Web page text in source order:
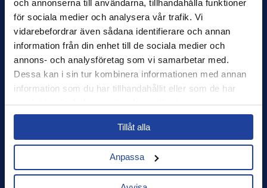
och annonserna till användarna, tillhandahålla funktioner
för sociala medier och analysera vår trafik. Vi
vidarebefordrar även sådana identifierare och annan
information från din enhet till de sociala medier och
annons- och analysföretag som vi samarbetar med.
Dessa kan i sin tur kombinera informationen med annan
information som du har tillhandahållit eller som de har
samlat in när du har använt deras tjänster.
Tillåt alla
Anpassa
Select your country to see content relevant to
you and your business.
Select
Sekretesspolicy
Terms of Use
Press
Nyhetsbrev
Support
Miljöarbete
Karriär